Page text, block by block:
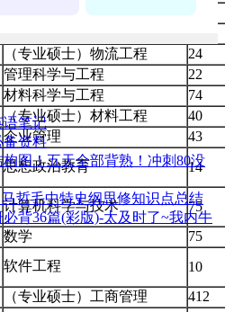
（专业硕士）集成电路工程
6
（专业硕士）物流工程
24
管理科学与工程
22
材料科学与工程
74
（专业硕士）材料工程
40
企业管理
43
思想政治教育 14
计算机科学与技术
75
数学
75
软件工程
10
（专业硕士）工商管理
412
语笔记
备资料
图！五天全部背熟！冲刺80没
哲毛中特史纲思修知识点总结
背36篇(彩版)-太及时了~我内牛